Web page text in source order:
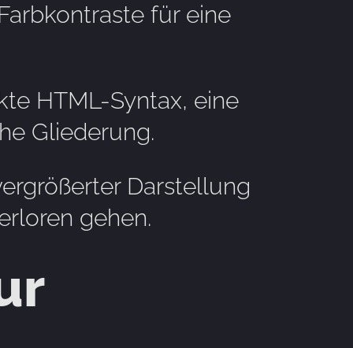
für eine
HTML-Syntax, eine
Gliederung.
Darstellung
gehen.